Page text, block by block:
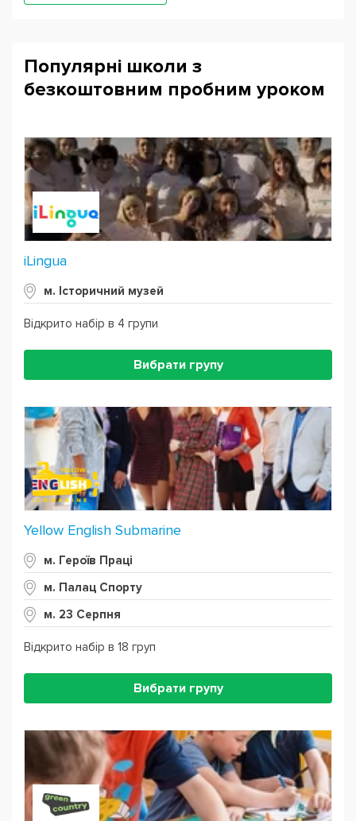
Популярні школи з
безкоштовним пробним уроком
iLingua
м. Історичний музей
Відкрито набір в 4 групи
Вибрати групу
Yellow English Submarine
м. Героїв Праці
м. Палац Спорту
м. 23 Серпня
Відкрито набір в 18 груп
Вибрати групу